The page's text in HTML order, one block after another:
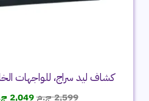
كشاف ليد سراج، للواجهات الخارجية، 150
2,599ج.مالسعر
2,049